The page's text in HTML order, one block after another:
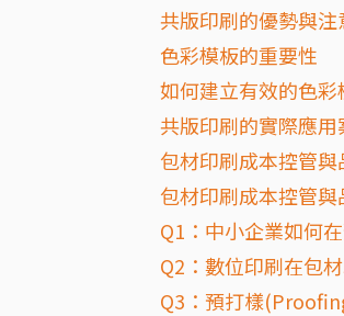
共版印刷的優勢與注
色彩模板的重要性
如何建立有效的色彩
共版印刷的實際應用
包材印刷成本控管
包材印刷成本控管與
Q1：中小企業如何
Q2：數位印刷在包
Q3：預打樣